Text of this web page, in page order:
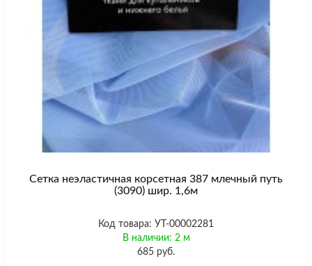
Сетка неэластичная корсетная 387 млечный путь
(3090) шир. 1,6м
Код товара: УТ-00002281
В наличии: 2 м
685 руб.